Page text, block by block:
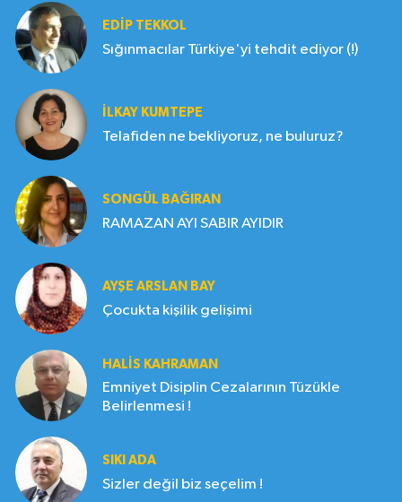
EDIP TEKKOL
Sığınmacılar Türkiye'yi tehdit ediyor (!)
İLKAY KUMTEPE
Telafiden ne bekliyoruz, ne buluruz?
SONGÜL BAĞIRAN
RAMAZAN AYI SABIR AYIDIR
AYŞE ARSLAN BAY
Çocukta kişilik gelişimi
HALIS KAHRAMAN
Emniyet Disiplin Cezalarının Tüzükle
Belirlenmesi !
SIKI ADA
Sizler değil biz seçelim !